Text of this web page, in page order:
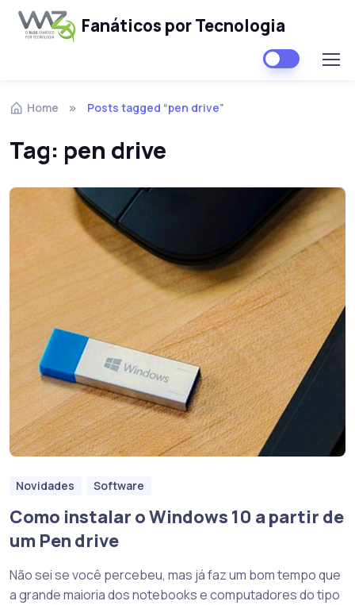
Fanáticos por Tecnologia
Home Posts tagged “pen drive”
Tag: pen drive
Novidades Software
Como instalar o Windows 10 a partir de
um Pen drive
Não sei se você percebeu, mas já faz um bom tempo que
a grande maioria dos notebooks e computadores do tipo